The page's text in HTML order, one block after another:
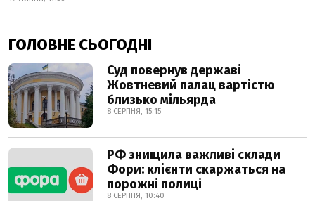
ГОЛОВНЕ СЬОГОДНІ
Суд повернув державі
Жовтневий палац вартістю
близько мільярда
8 СЕРПНЯ, 15:15
РФ знищила важливі склади
Фори: клієнти скаржаться на
порожні полиці
8 СЕРПНЯ, 10:40